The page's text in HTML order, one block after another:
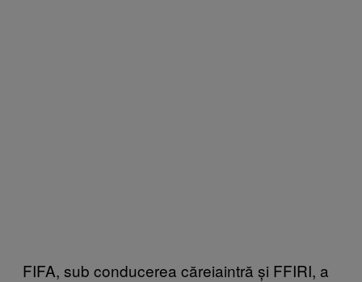
FIFA, sub conducerea căreiaintră și FFIRI, a